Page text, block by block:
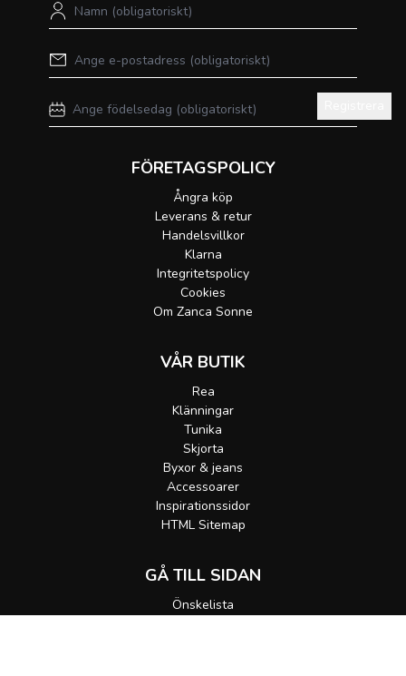
FÖRETAGSPOLICY
Ångra köp
Leverans & retur
Handelsvillkor
Klarna
Integritetspolicy
Cookies
Om Zanca Sonne
VÅR BUTIK
Rea
Klänningar
Tunika
Skjorta
Byxor & jeans
Accessoarer
Inspirationssidor
HTML Sitemap
GÅ TILL SIDAN
Önskelista